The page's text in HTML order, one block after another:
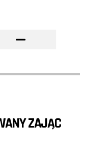
ZAJĄC